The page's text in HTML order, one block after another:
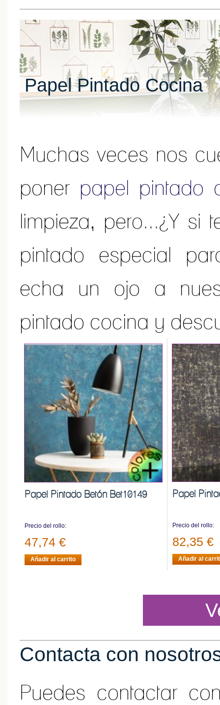
Papel Pintado Cocina
Muchas veces nos
poner papel pintado
limpieza, pero...¿Y si
pintado especial
echa un ojo a
pintado cocina y
Papel Pintado Betón Bet10149
Precio del rollo:
47,74 €
Añadir al carrito
Papel
Precio del rollo:
82,35 €
Añadir al
Contacta con
Puedes contactar